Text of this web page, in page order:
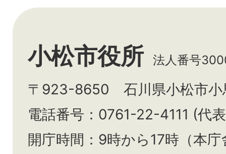
小松市役所 法人番号
〒923-8650 石川県小松市小
電話番号：0761-22-4111 (代
開庁時間：9時から17時（本